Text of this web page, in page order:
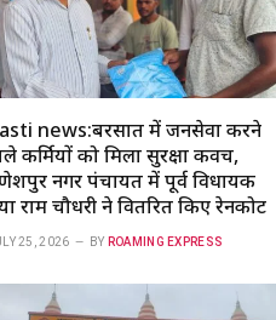
news:बरसात में जनसेवा करने
कर्मियों को मिला सुरक्षा कवच,
नगर पंचायत में पूर्व विधायक
राम चौधरी ने वितरित किए रेनकोट
25, 2026 BY ROAMING EXPRESS